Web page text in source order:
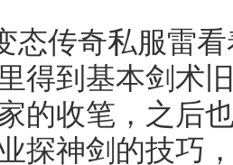
态传奇私服雷
得到基本剑术
的收笔，之后
探神剑的技巧